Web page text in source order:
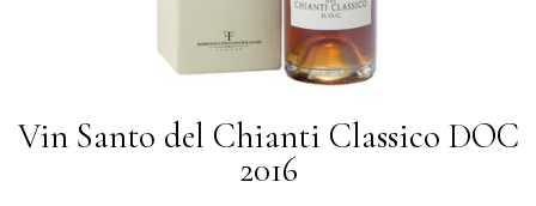
Vin Santo del Chianti Classico DOC
2016